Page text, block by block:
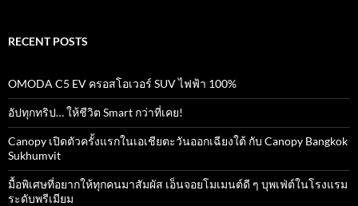
RECENT POSTS
OMODA C5 EV ครอสโอเวอร์ SUV ไฟฟ้า 100%
อัปทุกทริป… ให้ชีวิต Smart กว่าที่เคย!
Canopy เปิดตัวครั้งแรกในเอเชียตะวันออกเฉียงใต้ กับ Canopy Bangkok
Sukhumvit
มื้อพิเศษที่อยากให้ทุกคนมาสัมผัส เอ็นจอยโมเมนต์ดี ๆ บุพเฟ่ต์ในโรงแรม
ระดับพรีเมียม